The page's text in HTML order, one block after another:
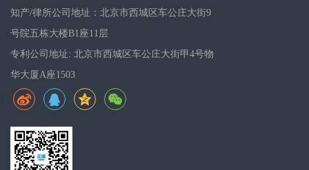
知产/律所公司地址：北京市西城区车公庄大街9
号院五栋大楼B1座11层
专利公司地址: 北京市西城区车公庄大街甲4号物
华大厦A座1503